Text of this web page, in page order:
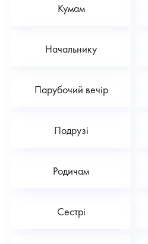
Кумам
Начальнику
Парубочий вечір
Подрузі
Родичам
Сестрі